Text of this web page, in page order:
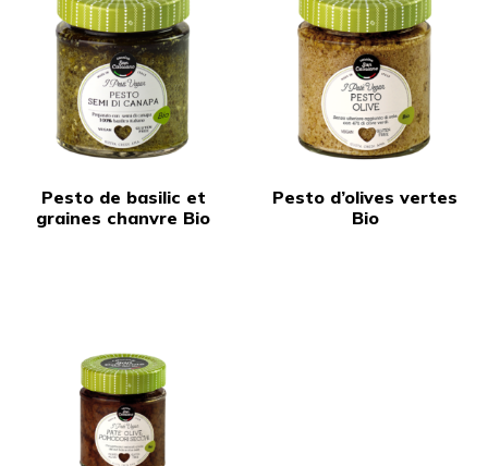
Pesto de basilic et
graines chanvre Bio
Pesto d’olives vertes
Bio